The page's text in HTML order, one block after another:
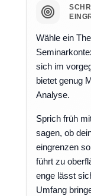
Wähle ein
sich im
bietet genug
Analyse.
Sprich früh
sagen, ob
eingrenzen
führt zu
enge lässt
Umfang